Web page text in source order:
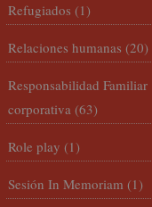
Refugiados (1)
Relaciones humanas (20)
Responsabilidad Familiar
corporativa (63)
Role play (1)
Sesión In Memoriam (1)